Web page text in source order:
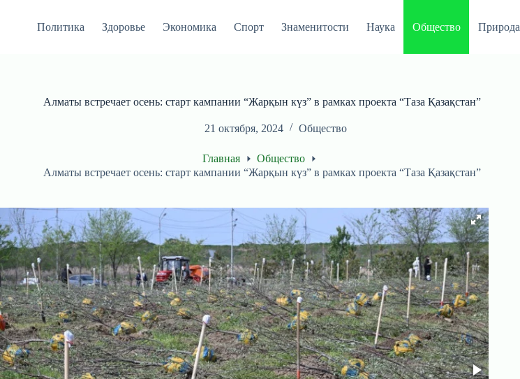
Политика Здоровье Экономика Спорт Знаменитости Наука Общество Природа
Алматы встречает осень: старт кампании “Жарқын күз” в рамках проекта “Таза Қазақстан”
21 октября, 2024 Общество
Главная
Общество
Алматы встречает осень: старт кампании “Жарқын күз” в рамках проекта “Таза Қазақстан”